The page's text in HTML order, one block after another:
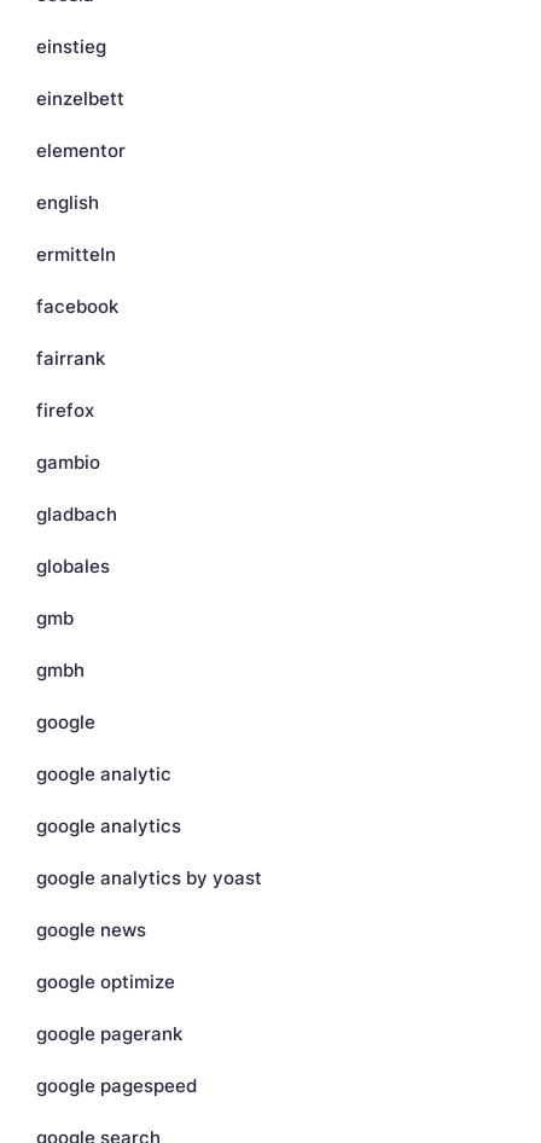
einstieg
einzelbett
elementor
english
ermitteln
facebook
fairrank
firefox
gambio
gladbach
globales
gmb
gmbh
google
google analytic
google analytics
google analytics by yoast
google news
google optimize
google pagerank
google pagespeed
google search